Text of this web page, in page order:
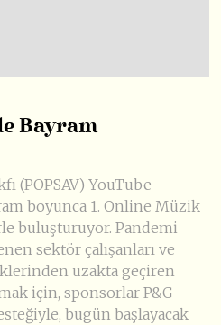
Bayram
(POPSAV) YouTube
boyunca 1. Online Müzik
buluşturuyor. Pandemi
sektör çalışanları ve
uzakta geçiren
için, sponsorlar P&G
bugün başlayacak